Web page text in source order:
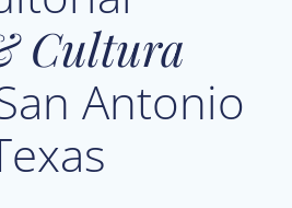
Cultura
Antonio